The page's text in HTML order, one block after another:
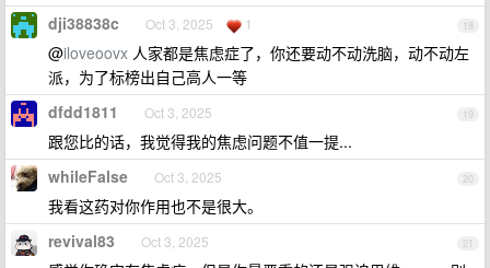
18
dji38838c Oct 3, 2025 1
@iloveoovx 人家都是焦虑症了，你还要动不动洗脑，动不动左
派，为了标榜出自己高人一等
19
dfdd1811 Oct 3, 2025
跟您比的话，我觉得我的焦虑问题不值一提...
20
whileFalse Oct 3, 2025
我看这药对你作用也不是很大。
21
revival83 Oct 3, 2025